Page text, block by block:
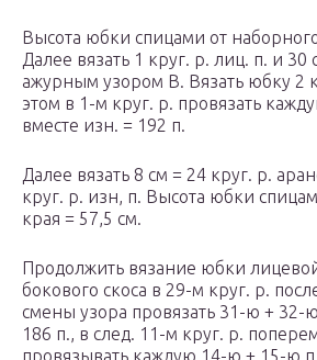
Высота юбки спицами от
Далее вязать 1 круг. р. лиц. п. и 30
ажурным узором В. Вязать юбку 2
этом в 1-м круг. р. провязать
вместе изн. = 192 п.
Далее вязать 8 см = 24 круг. р.
круг. р. изн, п. Высота юбки
края = 57,5 см.
Продолжить вязание юбки
бокового скоса в 29-м круг. р.
смены узора провязать 31-ю + 32-
186 п., в след. 11-м круг. р.
провязывать каждую 14-ю + 15-ю